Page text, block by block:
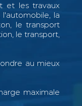
et les travaux
la
le transport
le transport,
au mieux
maximale